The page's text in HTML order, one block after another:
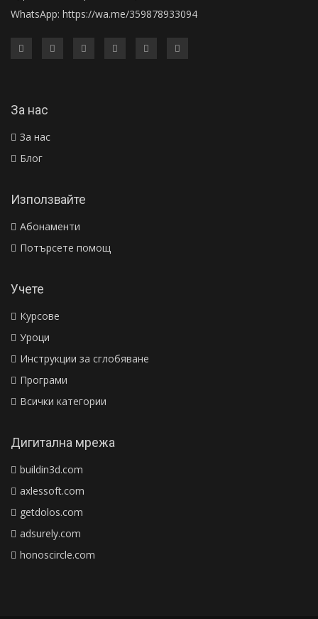
WhatsApp: https://wa.me/359878933094
За нас
За нас
Блог
Използвайте
Абонаменти
Потърсете помощ
Учете
Курсове
Уроци
Инструкции за сглобяване
Програми
Всички категории
Дигитална мрежа
buildin3d.com
axlessoft.com
getdolos.com
adsurely.com
honoscircle.com